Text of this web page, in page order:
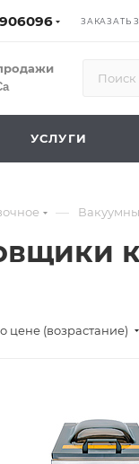
ЗАКАЗАТЬ
УСЛУГИ
—
цене (возрастание)
камера; длина
планки - 300 мм;